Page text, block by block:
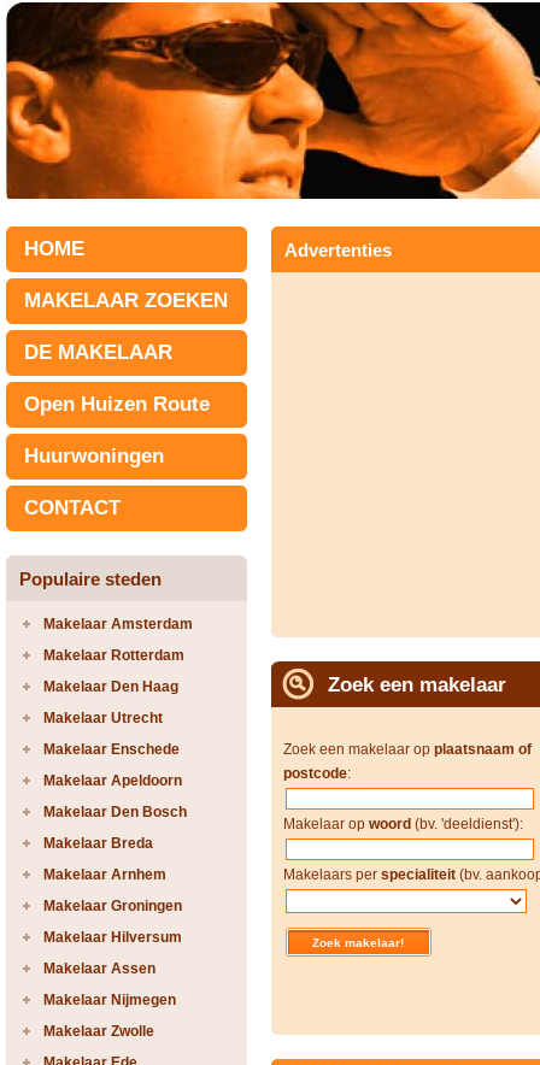
HOME
MAKELAAR ZOEKEN
DE MAKELAAR
Open Huizen Route
Huurwoningen
CONTACT
Populaire steden
Makelaar Amsterdam
Makelaar Rotterdam
Makelaar Den Haag
Makelaar Utrecht
Makelaar Enschede
Makelaar Apeldoorn
Makelaar Den Bosch
Makelaar Breda
Makelaar Arnhem
Makelaar Groningen
Makelaar Hilversum
Makelaar Assen
Makelaar Nijmegen
Makelaar Zwolle
Advertenties
Zoek een makelaar
Zoek een makelaar op plaatsnaam of
postcode:
Makelaar op woord (bv. 'deeldienst'):
Makelaars per specialiteit (bv.